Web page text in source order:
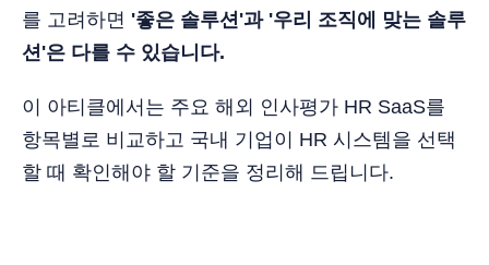
를 고려하면 '좋은 솔루션'과 '우리 조직에 맞는 솔루
션'은 다를 수 있습니다.
이 아티클에서는 주요 해외 인사평가 HR SaaS를
항목별로 비교하고 국내 기업이 HR 시스템을 선택
할 때 확인해야 할 기준을 정리해 드립니다.